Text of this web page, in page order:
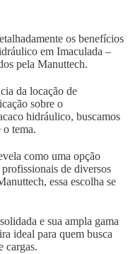
os benefícios
em Imaculada –
pela Manuttech.
da locação de
sobre o
hidráulico, buscamos
o tema.
como uma opção
de diversos
essa escolha se
e sua ampla gama
ideal para quem busca
cargas.